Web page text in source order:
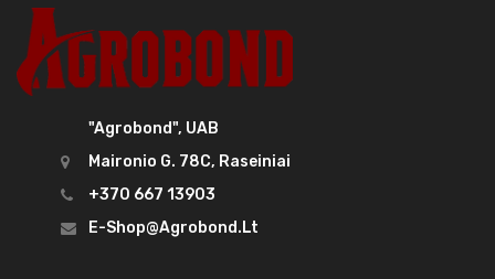
"Agrobond", UAB
Maironio G. 78C, Raseiniai
+370 667 13903
E-Shop@agrobond.lt